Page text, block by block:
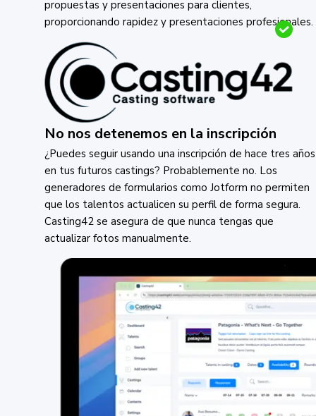
propuestas y presentaciones para clientes,
proporcionando rapidez y presentaciones profesionales.
No nos detenemos en la inscripción
¿Puedes seguir usando una inscripción de hace tres años
en tus futuros castings? Probablemente no. Los
generadores de formularios como Jotform no permiten
que los talentos actualicen su perfil de forma segura.
Casting42 se asegura de que nunca tengas que
actualizar fotos manualmente.